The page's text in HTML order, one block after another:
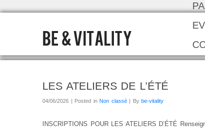
BE & VITALITY
LES ATELIERS DE L’ÉTÉ
04/06/2026 | Posted in Non classé| By be-vitality
INSCRIPTIONS POUR LES ATELIERS D’ÉTÉ